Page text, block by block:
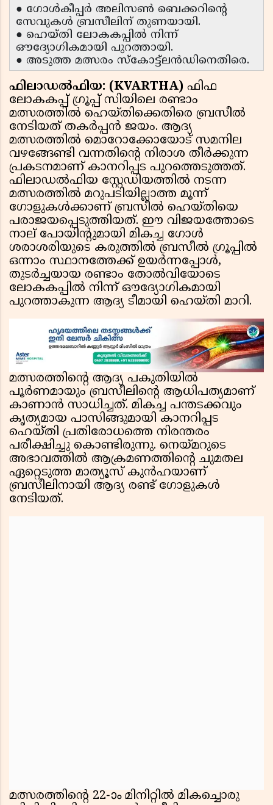
● ഗോൾകീപ്പർ അലിസൺ ബെക്കറിൻ്റെ
സേവുകൾ ബ്രസീലിന് തുണയായി.
● ഹെയ്തി ലോകകപ്പിൽ നിന്ന്
ഔദ്യോഗികമായി പുറത്തായി.
● അടുത്ത മത്സരം സ്കോട്ട്‌ലൻഡിനെതിരെ.
ഫിലാഡൽഫിയ: (KVARTHA) ഫിഫ
ലോകകപ്പ് ഗ്രൂപ്പ് സിയിലെ രണ്ടാം
മത്സരത്തിൽ ഹെയ്തിക്കെതിരെ ബ്രസീൽ
നേടിയത് തകർപ്പൻ ജയം. ആദ്യ
മത്സരത്തിൽ മൊറോക്കോയോട് സമനില
വഴങ്ങേണ്ടി വന്നതിൻ്റെ നിരാശ തീർക്കുന്ന
പ്രകടനമാണ് കാനറിപ്പട പുറത്തെടുത്തത്.
ഫിലാഡൽഫിയ സ്റ്റേഡിയത്തിൽ നടന്ന
മത്സരത്തിൽ മറുപടിയില്ലാത്ത മൂന്ന്
ഗോളുകൾക്കാണ് ബ്രസീൽ ഹെയ്തിയെ
പരാജയപ്പെടുത്തിയത്. ഈ വിജയത്തോടെ
നാല് പോയിൻ്റുമായി മികച്ച ഗോൾ
ശരാശരിയുടെ കരുത്തിൽ ബ്രസീൽ ഗ്രൂപ്പിൽ
ഒന്നാം സ്ഥാനത്തേക്ക് ഉയർന്നപ്പോൾ,
തുടർച്ചയായ രണ്ടാം തോൽവിയോടെ
ലോകകപ്പിൽ നിന്ന് ഔദ്യോഗികമായി
പുറത്താകുന്ന ആദ്യ ടീമായി ഹെയ്തി മാറി.
മത്സരത്തിൻ്റെ ആദ്യ പകുതിയിൽ
പൂർണമായും ബ്രസീലിൻ്റെ ആധിപത്യമാണ്
കാണാൻ സാധിച്ചത്. മികച്ച പന്തടക്കവും
കൃത്യമായ പാസിങ്ങുമായി കാനറിപ്പട
ഹെയ്തി പ്രതിരോധത്തെ നിരന്തരം
പരീക്ഷിച്ചു കൊണ്ടിരുന്നു. നെയ്മറുടെ
അഭാവത്തിൽ ആക്രമണത്തിൻ്റെ ചുമതല
ഏറ്റെടുത്ത മാത്യൂസ് കുൻഹയാണ്
ബ്രസീലിനായി ആദ്യ രണ്ട് ഗോളുകൾ
നേടിയത്.
മത്സരത്തിൻ്റെ 22-ാം മിനിറ്റിൽ മികച്ചൊരു